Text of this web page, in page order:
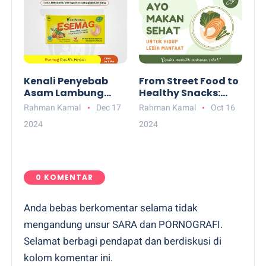
Kenali Penyebab
Asam Lambung
yang Paling Sering
Cara Mengatasi
Rahman Kamal
Dec 17
2024
From Street Food to
Healthy Snacks:
Kisah Inspiratif
Penggiat Jajanan
Rahman Kamal
Oct 16
2024
0 KOMENTAR
Anda bebas berkomentar selama tidak
mengandung unsur SARA dan PORNOGRAFI.
Selamat berbagi pendapat dan berdiskusi di
kolom komentar ini.